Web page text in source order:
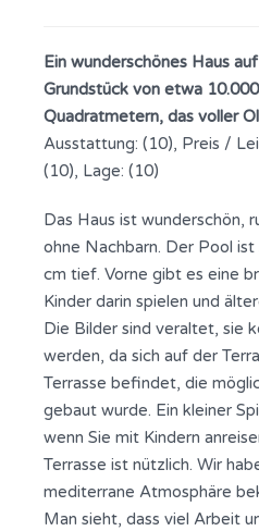
Ein wunderschönes Haus
Grundstück von etwa 10.000
Quadratmetern, das voller
Ausstattung: (10), Preis /
(10), Lage: (10)
Das Haus ist wunderschön,
ohne Nachbarn. Der Pool
cm tief. Vorne gibt es eine
Kinder darin spielen und
Die Bilder sind veraltet, sie
werden, da sich auf der
Terrasse befindet, die
gebaut wurde. Ein kleiner
wenn Sie mit Kindern
Terrasse ist nützlich. Wir
mediterrane Atmosphäre
Man sieht, dass viel Arbeit